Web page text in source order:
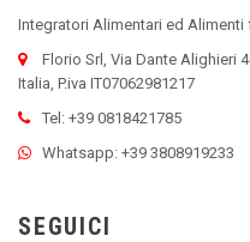
Integratori Alimentari ed Alimenti
Florio Srl, Via Dante Alighieri
Italia, P.iva IT07062981217
Tel: +39 0818421785
Whatsapp: +39 3808919233
SEGUICI